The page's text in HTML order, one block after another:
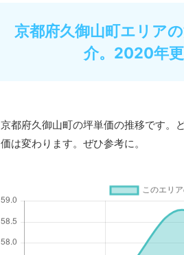
京都府久御山町エリア
介。2020年更
京都府久御山町の坪単価の推移です。
価は変わります。ぜひ参考に。